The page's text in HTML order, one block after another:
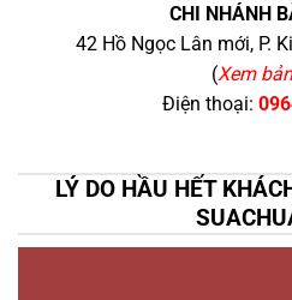
CHI NHÁNH
42 Hồ Ngọc Lân mới, P.
(Xem
Điện thoại:
LÝ DO HẦU HẾT